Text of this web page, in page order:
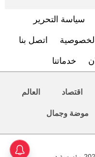
سياسة التحرير
اتصل بنا
خدماتنا
اقتصاد العالم
موضة وجمال